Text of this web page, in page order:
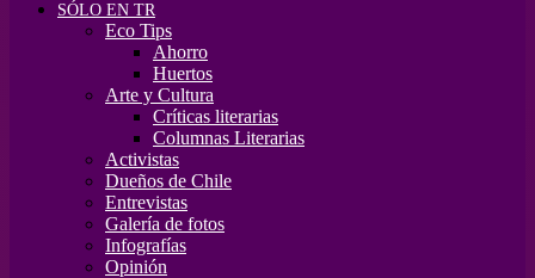
SÓLO EN TR
Eco Tips
Ahorro
Huertos
Arte y Cultura
Críticas literarias
Columnas Literarias
Activistas
Dueños de Chile
Entrevistas
Galería de fotos
Infografías
Opinión